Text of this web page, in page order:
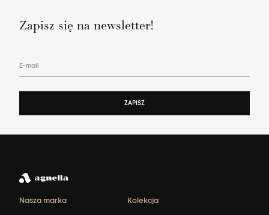
Zapisz się na newsletter!
E-mail
ZAPISZ
Nasza marka Kolekcja